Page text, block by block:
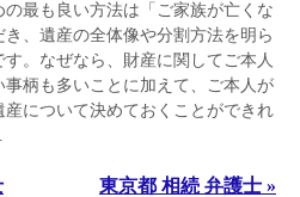
最も良い方法は「ご家族が亡くな
、遺産の全体像や分割方法を明ら
。なぜなら、財産に関してご本人
柄も多いことに加えて、ご本人が
について決めておくことができれ
東京都 相続 弁護士 »